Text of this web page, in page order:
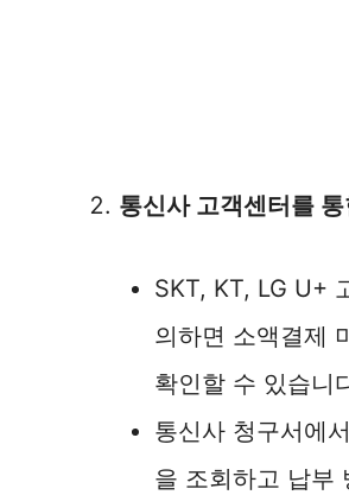
통신사 고객센터를
SKT, KT, LG U+
의하면 소액결제
확인할 수 있습니
통신사 청구서에
을 조회하고 납부